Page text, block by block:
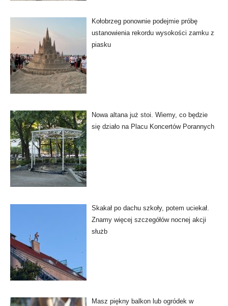
Kołobrzeg ponownie podejmie próbę
ustanowienia rekordu wysokości zamku z
piasku
Nowa altana już stoi. Wiemy, co będzie
się działo na Placu Koncertów Porannych
Skakał po dachu szkoły, potem uciekał.
Znamy więcej szczegółów nocnej akcji
służb
Masz piękny balkon lub ogródek w